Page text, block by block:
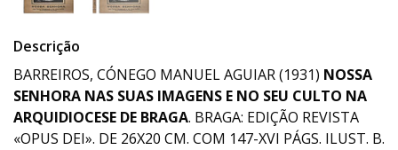
Descrição
BARREIROS, CÓNEGO MANUEL AGUIAR (1931) NOSSA
SENHORA NAS SUAS IMAGENS E NO SEU CULTO NA
ARQUIDIOCESE DE BRAGA. BRAGA: EDIÇÃO REVISTA
«OPUS DEI». DE 26X20 CM. COM 147-XVI PÁGS. ILUST. B.